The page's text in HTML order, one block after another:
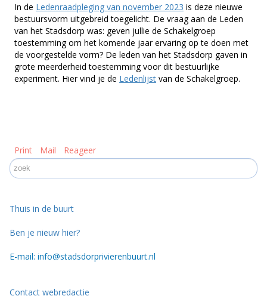
In de Ledenraadpleging van november 2023 is deze nieuwe
bestuursvorm uitgebreid toegelicht. De vraag aan de Leden
van het Stadsdorp was: geven jullie de Schakelgroep
toestemming om het komende jaar ervaring op te doen met
de voorgestelde vorm? De leden van het Stadsdorp gaven in
grote meerderheid toestemming voor dit bestuurlijke
experiment. Hier vind je de Ledenlijst van de Schakelgroep.
Print Mail Reageer
Thuis in de buurt
Ben je nieuw hier?
E-mail: info@stadsdorprivierenbuurt.nl
Contact webredactie